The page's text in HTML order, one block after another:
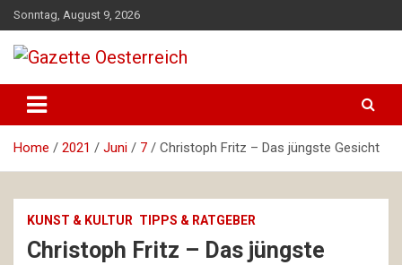
Skip
to
content
Sonntag, August 9, 2026
Gazette Oesterreich
Home 2021 Juni 7 Christoph Fritz – Das jüngste Gesicht
KUNST & KULTUR TIPPS & RATGEBER
Christoph Fritz – Das jüngste